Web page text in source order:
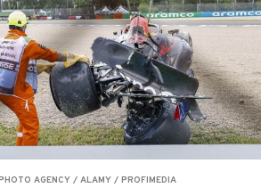
AGENCY / ALAMY / PROFIMEDIA